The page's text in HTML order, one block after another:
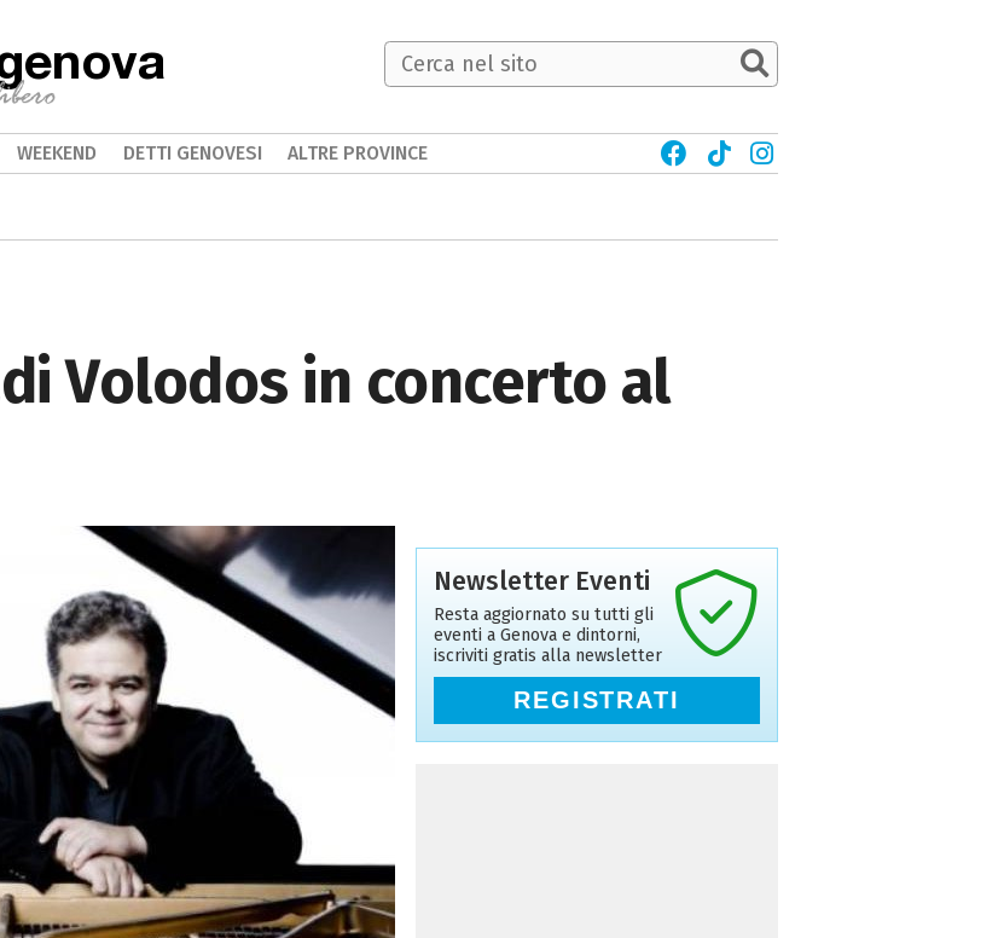
Volodos in concerto al
Newsletter Eventi
Resta aggiornato su tutti gli
eventi a Genova e dintorni,
iscriviti gratis alla newsletter
REGISTRATI
WEEKEND DETTI GENOVESI ALTRE PROVINCE